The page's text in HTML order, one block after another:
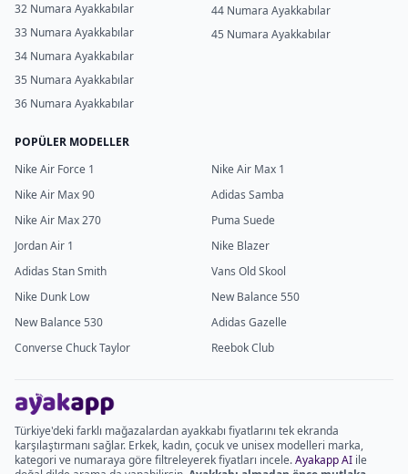
32 Numara Ayakkabılar
33 Numara Ayakkabılar
34 Numara Ayakkabılar
35 Numara Ayakkabılar
36 Numara Ayakkabılar
44 Numara Ayakkabılar
45 Numara Ayakkabılar
POPÜLER MODELLER
Nike Air Force 1
Nike Air Max 90
Nike Air Max 270
Jordan Air 1
Adidas Stan Smith
Nike Dunk Low
New Balance 530
Converse Chuck Taylor
Nike Air Max 1
Adidas Samba
Puma Suede
Nike Blazer
Vans Old Skool
New Balance 550
Adidas Gazelle
Reebok Club
Türkiye'deki farklı mağazalardan ayakkabı fiyatlarını tek ekranda
karşılaştırmanı sağlar. Erkek, kadın, çocuk ve unisex modelleri marka,
kategori ve numaraya göre filtreleyerek fiyatları incele.Ayakapp AI ile